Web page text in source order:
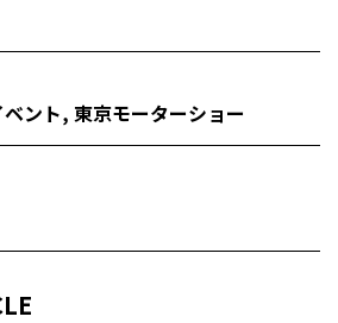
ント, 東京モーターショー